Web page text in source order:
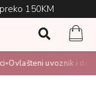
150KM
Ovlašteni uvoznik i